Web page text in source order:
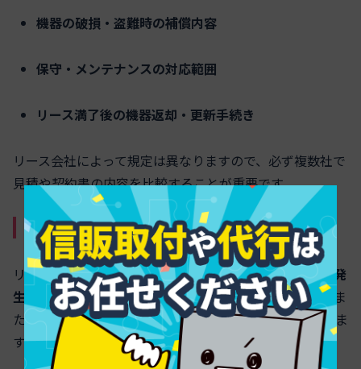
機器の破損・盗難時の補償内容
保守・メンテナンスの対応範囲
リース満了後の機器返却・更新手続き
リース会社によって規定は異なりますので、必ず複数社で
見積や契約書の内容を比較することが重要です。
リース契約に伴うリスクと回避策
リースのデメリットとして、契約満了までの支払義務が発
生することや、途中解約時の残額請求が挙げられます。ま
た、更新や追加機器への柔軟な対応が難しい場合もありま
す。